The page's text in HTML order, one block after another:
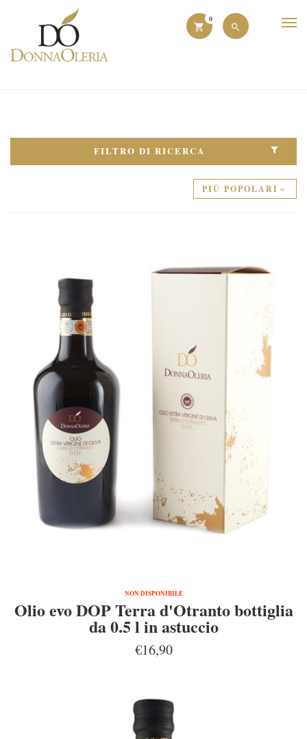
0
FILTRO DI RICERCA
PIÙ POPOLARI
NON DISPONIBILE
Olio evo DOP Terra d'Otranto bottiglia
da 0.5 l in astuccio
€16,90